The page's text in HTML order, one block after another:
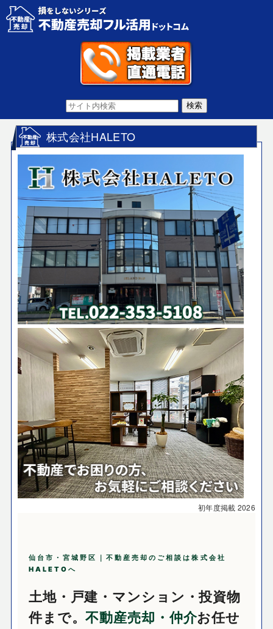
株式会社HALETO
初年度掲載 2026
仙台市・宮城野区｜不動産売却のご相談は株式会社
HALETOへ
土地・戸建・マンション・投資物
件まで。不動産売却・仲介お任せ